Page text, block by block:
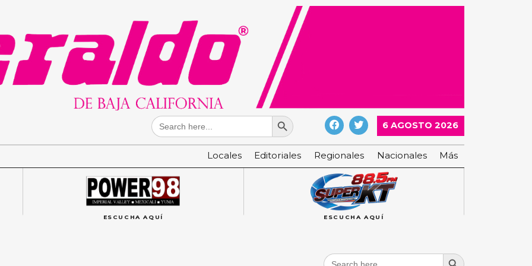
Search
for:
Search Button
6 AGOSTO 2026
Locales Editoriales Regionales Nacionales Más
ESCUCHA AQUÍ ESCUCHA AQUÍ
Search
Search Button